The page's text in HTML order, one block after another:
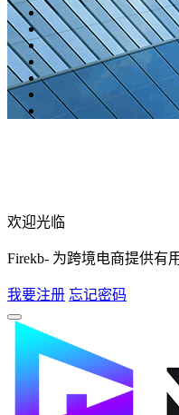
欢迎光临
Firekb- 为跨境电商提供有
我要注册 忘记密码